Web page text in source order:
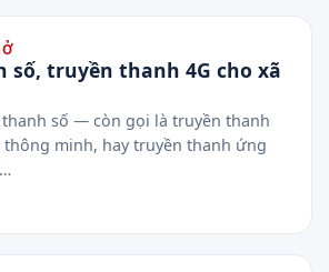
số, truyền thanh 4G cho xã
số — còn gọi là truyền thanh
thông minh, hay truyền thanh ứng